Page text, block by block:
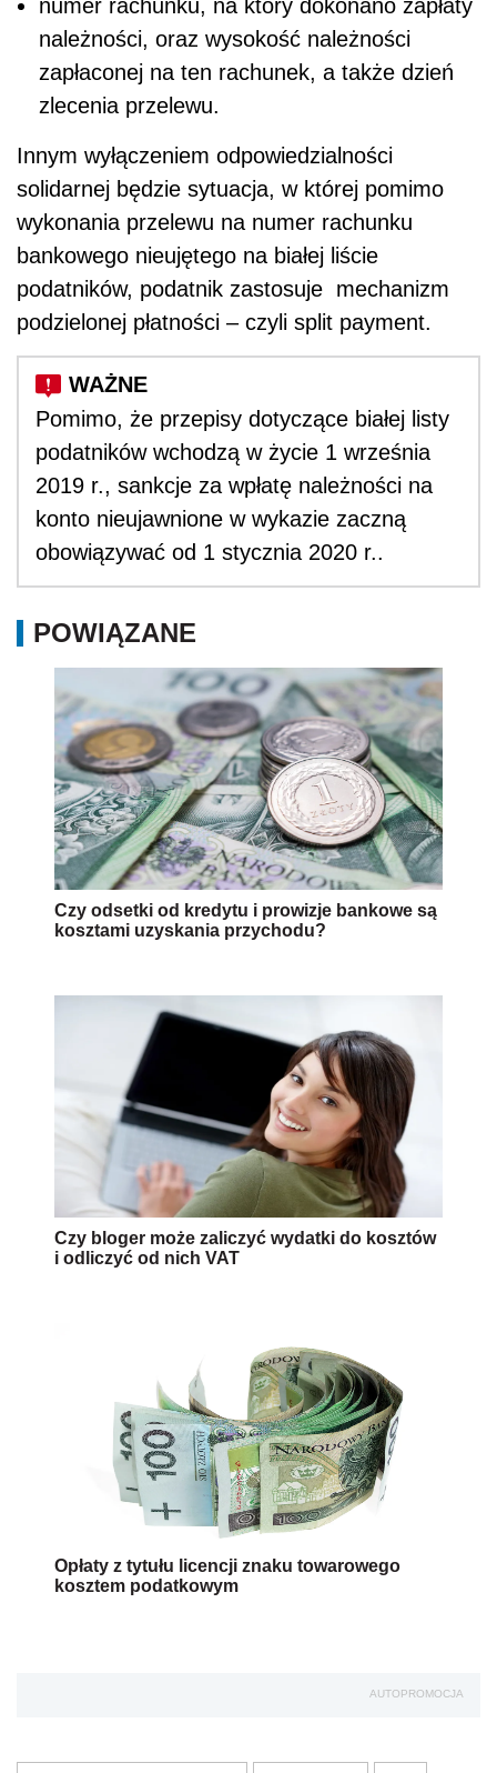
numer rachunku, na który dokonano zapłaty
należności, oraz wysokość należności
zapłaconej na ten rachunek, a także dzień
zlecenia przelewu.
Innym wyłączeniem odpowiedzialności
solidarnej będzie sytuacja, w której pomimo
wykonania przelewu na numer rachunku
bankowego nieujętego na białej liście
podatników, podatnik zastosuje mechanizm
podzielonej płatności – czyli split payment.
Pomimo, że przepisy dotyczące białej listy
podatników wchodzą w życie 1 września
2019 r., sankcje za wpłatę należności na
konto nieujawnione w wykazie zaczną
obowiązywać od 1 stycznia 2020 r..
POWIĄZANE
Czy odsetki od kredytu i prowizje bankowe są
kosztami uzyskania przychodu?
Czy bloger może zaliczyć wydatki do kosztów
i odliczyć od nich VAT
Opłaty z tytułu licencji znaku towarowego
kosztem podatkowym
AUTOPROMOCJA